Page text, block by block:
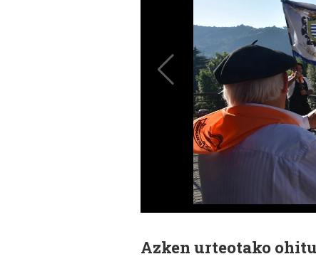
Azken urteotako